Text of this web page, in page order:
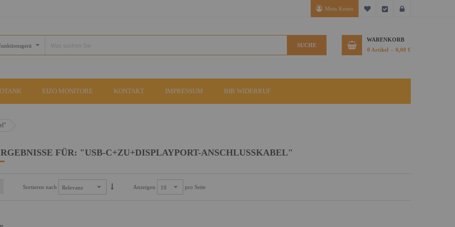
Mein Konto Mein Wunschzettel
Kasse
SUCHE
WARENKORB
0 Artikel 0,00 €
EIZO MONITORE KONTAKT IMPRESSUM IHR WIDERRUF
FÜR: "USB-C+ZU+DISPLAYPORT-ANSCHLUSSKABEL"
Sortieren nach Anzeigen pro Seite